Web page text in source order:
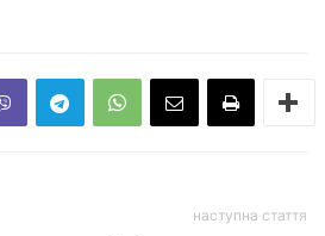
наступна стаття